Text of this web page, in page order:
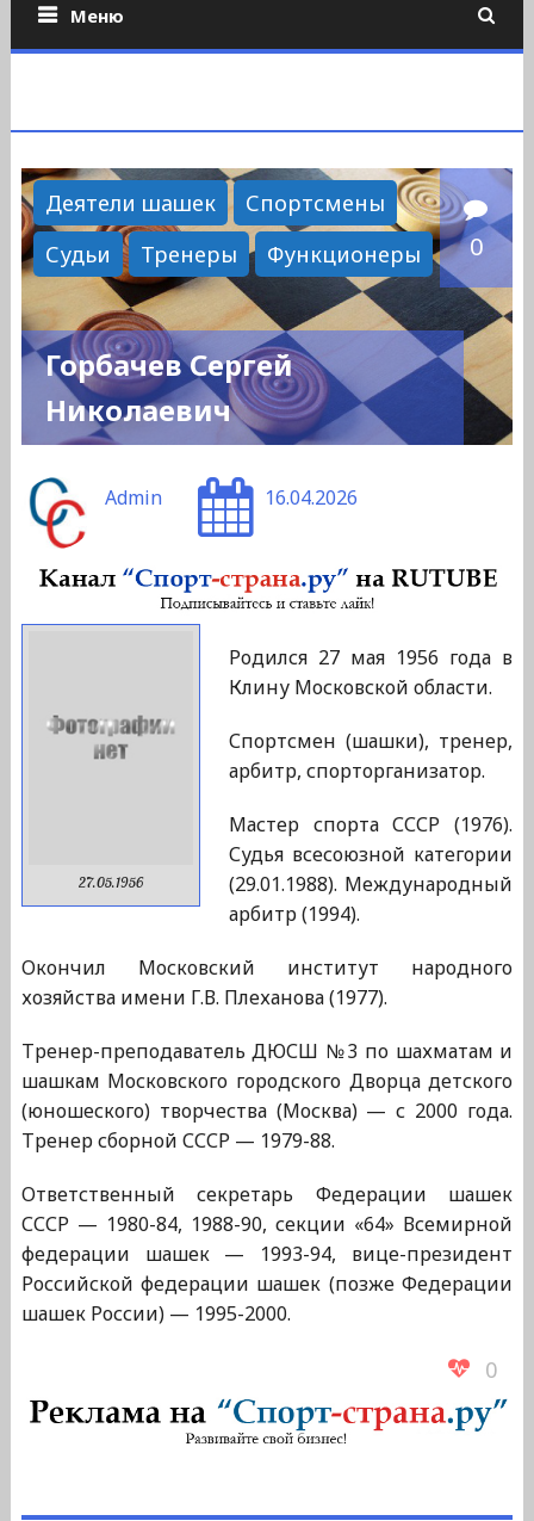
Меню
Деятели шашек
Спортсмены
Судьи
Тренеры Функционеры 0
Горбачев Сергей
Николаевич
Admin 16.04.2026
27.05.1956
Родился 27 мая 1956 года в
Клину Московской области.
Спортсмен (шашки), тренер,
арбитр, спорторганизатор.
Мастер спорта СССР (1976).
Судья всесоюзной категории
(29.01.1988). Международный
арбитр (1994).
Окончил Московский институт народного
хозяйства имени Г.В. Плеханова (1977).
Тренер-преподаватель ДЮСШ №3 по шахматам и
шашкам Московского городского Дворца детского
(юношеского) творчества (Москва) — с 2000 года.
Тренер сборной СССР — 1979-88.
Ответственный секретарь Федерации шашек
СССР — 1980-84, 1988-90, секции «64» Всемирной
федерации шашек — 1993-94, вице-президент
Российской федерации шашек (позже Федерации
шашек России) — 1995-2000.
0